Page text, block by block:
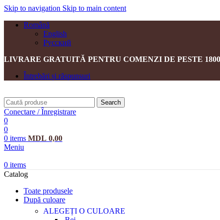
Skip to navigation Skip to main content
Română
English
Русский
LIVRARE GRATUITĂ PENTRU COMENZI DE PESTE
Întrebări și răspunsuri
Search
Conectare / Înregistrare
0
0
0 items MDL 0,00
Meniu
0 items
Catalog
Toate produsele
După culoare
ALEGEȚI O CULOARE